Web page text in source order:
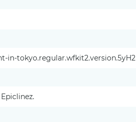
in-tokyo.regular.wfkit2.version.5yH2